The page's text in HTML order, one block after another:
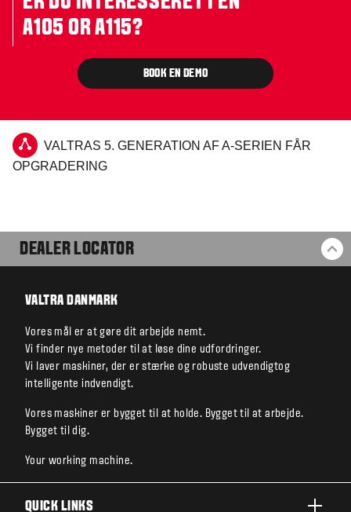
A105 OR A115?
BOOK EN DEMO
VALTRAS 5. GENERATION AF A-SERIEN FÅR
OPGRADERING
DEALER LOCATOR
VALTRA DANMARK
Vores mål er at gøre dit arbejde nemt.
Vi finder nye metoder til at løse dine udfordringer.
Vi laver maskiner, der er stærke og robuste udvendigtog
intelligente indvendigt.
Vores maskiner er bygget til at holde. Bygget til at arbejde.
Bygget til dig.
Your working machine.
QUICK LINKS